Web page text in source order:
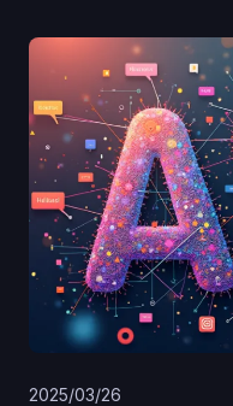
2025/03/26